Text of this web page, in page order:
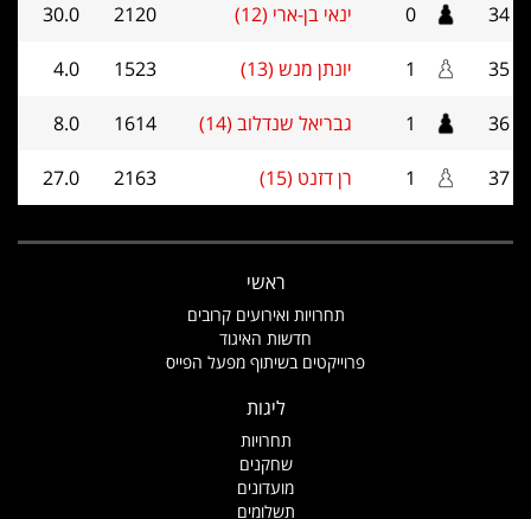
34
0 ינאי בן-ארי (12) 2120
30.0
35
1 יונתן מנש (13) 1523
4.0
36
1 גבריאל שנדלוב (14) 1614
8.0
37
1 רן דזנט (15) 2163
27.0
ראשי
תחרויות ואירועים קרובים
חדשות האיגוד
פרוייקטים בשיתוף מפעל הפייס
ליגות
תחרויות
שחקנים
מועדונים
תשלומים